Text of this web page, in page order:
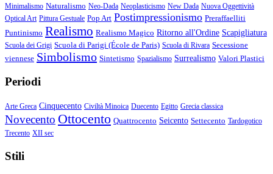
Minimalismo Naturalismo Neo-Dada Neoplasticismo New Dada Nuova Oggettività
Optical Art Pittura Gestuale Pop Art Postimpressionismo Preraffaelliti
Puntinismo Realismo Realismo Magico Ritorno all'Ordine Scapigliatura
Scuola dei Grigi Scuola di Parigi (École de Paris) Scuola di Rivara Secessione
viennese Simbolismo Sintetismo Spazialismo Surrealismo Valori Plastici
Periodi
Arte Greca Cinquecento Civiltà Minoica Duecento Egitto Grecia classica
Novecento Ottocento Quattrocento Seicento Settecento Tardogotico
Trecento XII sec
Stili